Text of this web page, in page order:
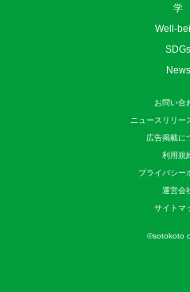
学
Well-
SDGs
News
お問い合
ニュースリリー
広告掲載に
利用規
プライバシー
運営会
サイトマ
©sotokoto